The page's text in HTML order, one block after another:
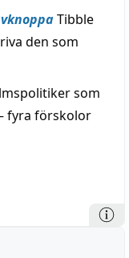
Tibble
den som
som
fyra förskolor